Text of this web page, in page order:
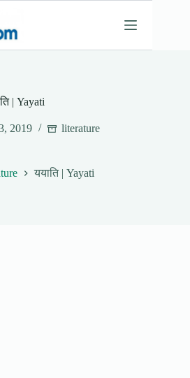
| Yayati
2019 literature
ययाति | Yayati